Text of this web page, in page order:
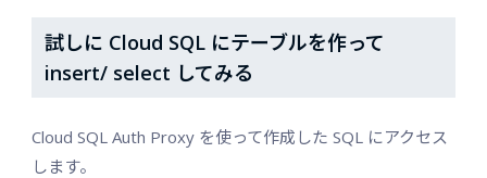
試しに Cloud SQL にテーブルを作って
insert/ select してみる
Cloud SQL Auth Proxy を使って作成した SQL にアクセス
します。